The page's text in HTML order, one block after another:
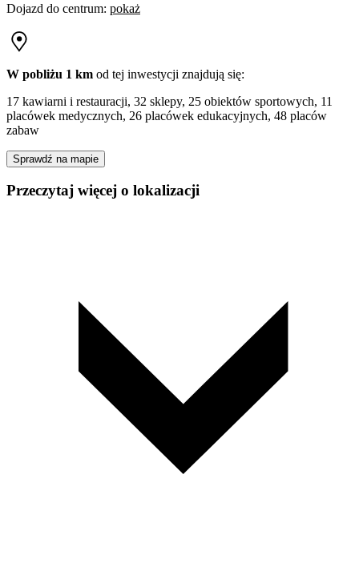
Dojazd do centrum: pokaż
W pobliżu 1 km od tej inwestycji znajdują się:
17 kawiarni i restauracji, 32 sklepy, 25 obiektów sportowych, 11
placówek medycznych, 26 placówek edukacyjnych, 48 placów
zabaw
Sprawdź na mapie
Przeczytaj więcej o lokalizacji